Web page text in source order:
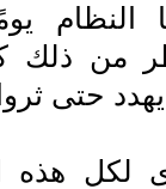
النظام
من ذلك
يهدد حتى
لكل هذه